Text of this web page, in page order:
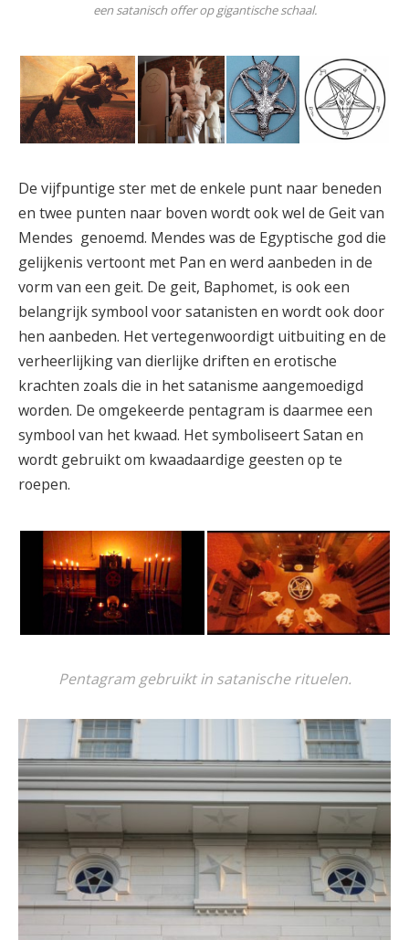
een satanisch offer op gigantische schaal.
De vijfpuntige ster met de enkele punt naar beneden
en twee punten naar boven wordt ook wel de Geit van
Mendes genoemd. Mendes was de Egyptische god die
gelijkenis vertoont met Pan en werd aanbeden in de
vorm van een geit. De geit, Baphomet, is ook een
belangrijk symbool voor satanisten en wordt ook door
hen aanbeden. Het vertegenwoordigt uitbuiting en de
verheerlijking van dierlijke driften en erotische
krachten zoals die in het satanisme aangemoedigd
worden. De omgekeerde pentagram is daarmee een
symbool van het kwaad. Het symboliseert Satan en
wordt gebruikt om kwaadaardige geesten op te
roepen.
Pentagram gebruikt in satanische rituelen.